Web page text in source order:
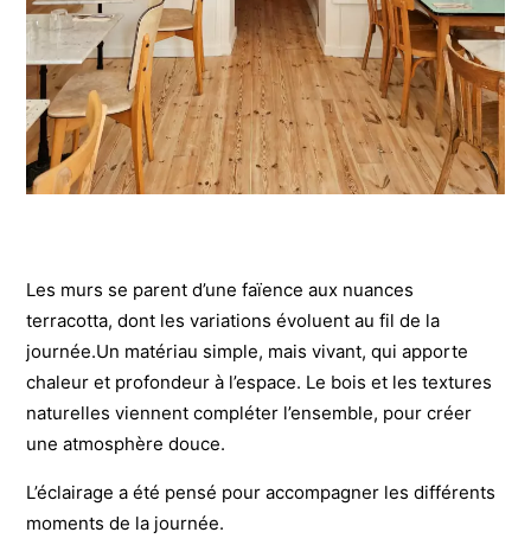
Les murs se parent d’une faïence aux nuances
terracotta, dont les variations évoluent au fil de la
journée.Un matériau simple, mais vivant, qui apporte
chaleur et profondeur à l’espace. Le bois et les textures
naturelles viennent compléter l’ensemble, pour créer
une atmosphère douce.
L’éclairage a été pensé pour accompagner les différents
moments de la journée.